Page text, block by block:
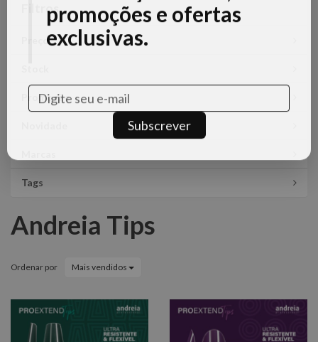
Filtros
Preço
Promoção
Tags
Andreia Tips
Ordenar por Mais vendidos
Seja o primeiro a saber
sobre lançamentos,
exclusivas.